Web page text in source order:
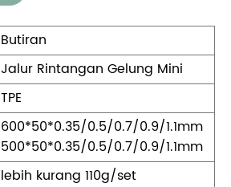
Butiran
Jalur Rintangan Gelung Mini
TPE
600*50*0.35/0.5/0.7/0.9/1.1mm
500*50*0.35/0.5/0.7/0.9/1.1mm
lebih kurang 110g/set